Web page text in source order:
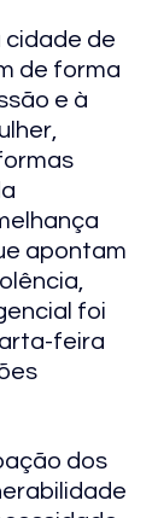
cidade de
de forma
e à
apontam
foi
feira
dos